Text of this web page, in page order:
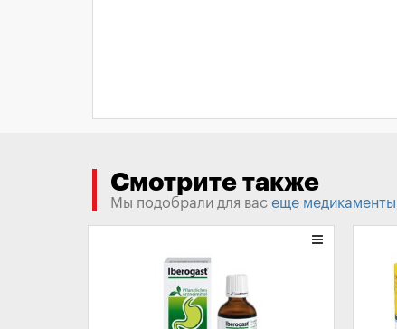
Смотрите также
Мы подобрали для вас еще медикаменты